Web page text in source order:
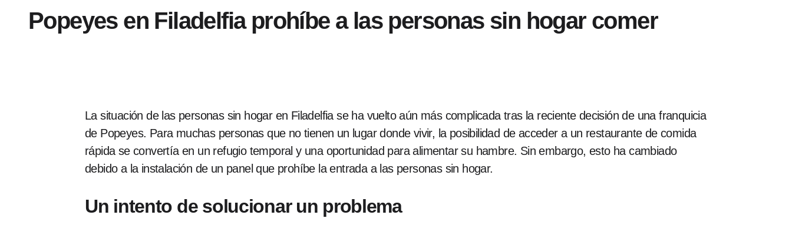
Popeyes en Filadelfia prohíbe a las personas sin hogar comer
La situación de las personas sin hogar en Filadelfia se ha vuelto aún más complicada tras la reciente decisión de una franquicia
de Popeyes. Para muchas personas que no tienen un lugar donde vivir, la posibilidad de acceder a un restaurante de comida
rápida se convertía en un refugio temporal y una oportunidad para alimentar su hambre. Sin embargo, esto ha cambiado
debido a la instalación de un panel que prohíbe la entrada a las personas sin hogar.
Un intento de solucionar un problema